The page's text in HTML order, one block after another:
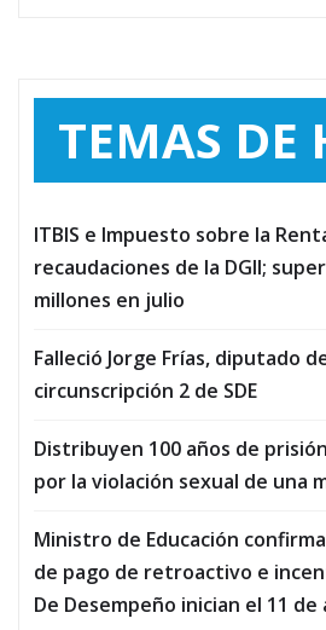
TEMAS DE
ITBIS e Impuesto sobre la
recaudaciones de la DGII;
millones en julio
Falleció Jorge Frías, diputado
circunscripción 2 de SDE
Distribuyen 100 años de
por la violación sexual de una
Ministro de Educación
de pago de retroactivo e
De Desempeño inician el 11